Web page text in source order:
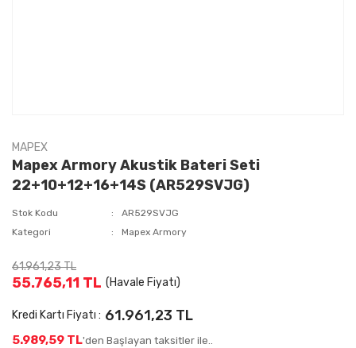
MAPEX
Mapex Armory Akustik Bateri Seti
22+10+12+16+14S (AR529SVJG)
Stok Kodu
AR529SVJG
Kategori
Mapex Armory
61.961,23 TL
55.765,11 TL (Havale Fiyatı)
Kredi Kartı Fiyatı : 61.961,23 TL
5.989,59 TL'den Başlayan taksitler ile..